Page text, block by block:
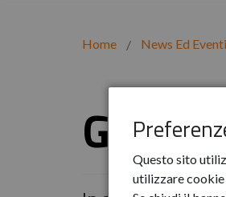
Questo sito
utilizzare
Home News Ed Eventi